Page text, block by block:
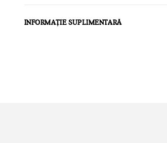
INFORMAȚIE SUPLIMENTARĂ